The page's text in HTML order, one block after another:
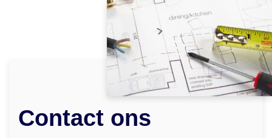
Contact ons